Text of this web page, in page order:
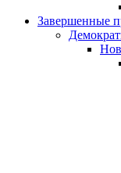
Завершенные